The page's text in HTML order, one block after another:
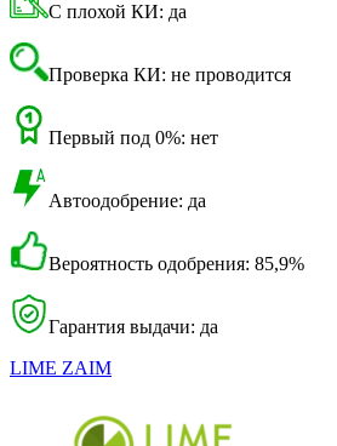
С плохой КИ: да
Проверка КИ: не проводится
Первый под 0%: нет
Автоодобрение: да
Вероятность одобрения: 85,9%
Гарантия выдачи: да
LIME ZAIM